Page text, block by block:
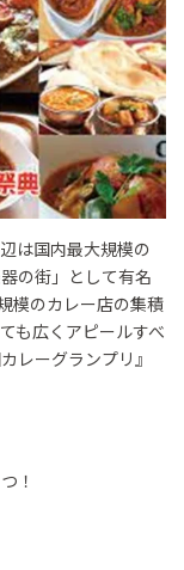
は国内最大規模の
の街」として有名
模のカレー店の集積
も広くアピールすべ
レーグランプリ』
！